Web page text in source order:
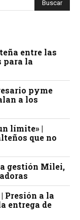
entre las
para la
pyme
a los
límite» |
que no
gestión Milei,
Presión a la
entrega de